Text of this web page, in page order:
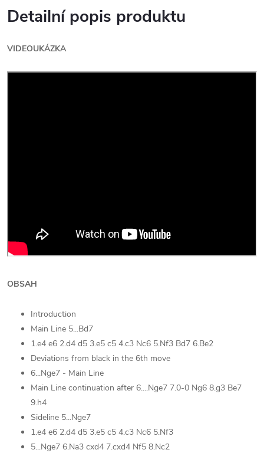
Detailní popis produktu
VIDEOUKÁZKA
OBSAH
Introduction
Main Line 5...Bd7
1.e4 e6 2.d4 d5 3.e5 c5 4.c3 Nc6 5.Nf3 Bd7 6.Be2
Deviations from black in the 6th move
6...Nge7 - Main Line
Main Line continuation after 6....Nge7 7.0-0 Ng6 8.g3 Be7
9.h4
Sideline 5...Nge7
1.e4 e6 2.d4 d5 3.e5 c5 4.c3 Nc6 5.Nf3
5...Nge7 6.Na3 cxd4 7.cxd4 Nf5 8.Nc2